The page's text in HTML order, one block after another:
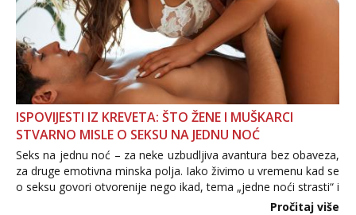
ISPOVIJESTI IZ KREVETA: ŠTO ŽENE I MUŠKARCI
STVARNO MISLE O SEKSU NA JEDNU NOĆ
Seks na jednu noć – za neke uzbudljiva avantura bez obaveza,
za druge emotivna minska polja. Iako živimo u vremenu kad se
o seksu govori otvorenije nego ikad, tema „jedne noći strasti“ i
dalje izaziva burne rasprave. Što zapravo misle žene, a što
Pročitaj više